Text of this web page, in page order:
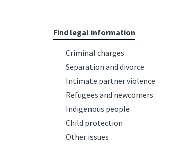
Find legal information
Criminal charges
Separation and divorce
Intimate partner violence
Refugees and newcomers
Indigenous people
Child protection
Other issues